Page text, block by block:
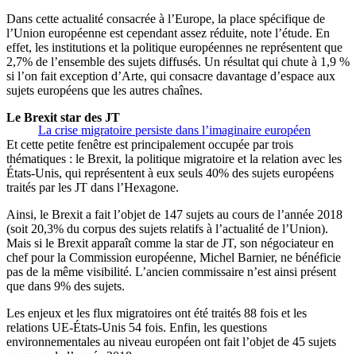
Dans cette actualité consacrée à l’Europe, la place spécifique de
l’Union européenne est cependant assez réduite, note l’étude. En
effet, les institutions et la politique européennes ne représentent que
2,7% de l’ensemble des sujets diffusés. Un résultat qui chute à 1,9 %
si l’on fait exception d’Arte, qui consacre davantage d’espace aux
sujets européens que les autres chaînes.
La crise migratoire persiste dans l’imaginaire européen
Le Brexit star des JT
Et cette petite fenêtre est principalement occupée par trois
thématiques : le Brexit, la politique migratoire et la relation avec les
États-Unis, qui représentent à eux seuls 40% des sujets européens
traités par les JT dans l’Hexagone.
Ainsi, le Brexit a fait l’objet de 147 sujets au cours de l’année 2018
(soit 20,3% du corpus des sujets relatifs à l’actualité de l’Union).
Mais si le Brexit apparaît comme la star de JT, son négociateur en
chef pour la Commission européenne, Michel Barnier, ne bénéficie
pas de la même visibilité. L’ancien commissaire n’est ainsi présent
que dans 9% des sujets.
Les enjeux et les flux migratoires ont été traités 88 fois et les
relations UE-États-Unis 54 fois. Enfin, les questions
environnementales au niveau européen ont fait l’objet de 45 sujets